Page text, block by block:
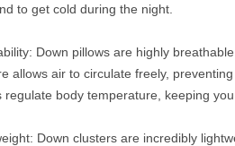
to get cold during the night.
Down pillows are highly
allows air to circulate freely,
regulate body temperature, keeping
Down clusters are incredibly